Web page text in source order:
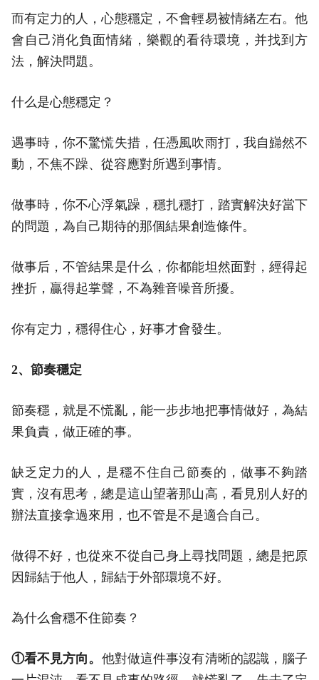
而有定力的人，心態穩定，不會輕易被情緒左右。他
會自己消化負面情緒，樂觀的看待環境，并找到方
法，解決問題。
什么是心態穩定？
遇事時，你不驚慌失措，任憑風吹雨打，我自巋然不
動，不焦不躁、從容應對所遇到事情。
做事時，你不心浮氣躁，穩扎穩打，踏實解決好當下
的問題，為自己期待的那個結果創造條件。
做事后，不管結果是什么，你都能坦然面對，經得起
挫折，贏得起掌聲，不為雜音噪音所擾。
你有定力，穩得住心，好事才會發生。
2、節奏穩定
節奏穩，就是不慌亂，能一步步地把事情做好，為結
果負責，做正確的事。
缺乏定力的人，是穩不住自己節奏的，做事不夠踏
實，沒有思考，總是這山望著那山高，看見別人好的
辦法直接拿過來用，也不管是不是適合自己。
做得不好，也從來不從自己身上尋找問題，總是把原
因歸結于他人，歸結于外部環境不好。
為什么會穩不住節奏？
①看不見方向。 他對做這件事沒有清晰的認識，腦子